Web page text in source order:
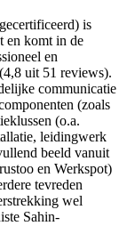
is
en komt in de
en
uit 51 reviews).
communicatie
(zoals
(o.a.
leidingwerk
beeld vanuit
en Werkspot)
tevreden
wel
Sahin-